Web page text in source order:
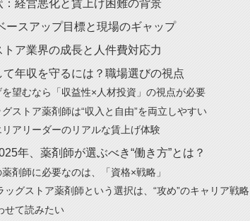
：経営悪化と賃上げ困難の背景
ースアップ目標と現場のギャップ
トア業界の成長と人件費対応力
て年収を守るには？職場選びの視点
を望むなら「収益性×人材投資」の視点が必要
グストア薬剤師は“収入と自由”を両立しやすい
リアリーダーのリアルな賃上げ体験
年、薬剤師が選ぶべき“働き方”とは？
剤師に必要なのは、「資格×戦略」
ッグストア薬剤師という選択は、“攻め”のキャリア戦略
せて読みたい